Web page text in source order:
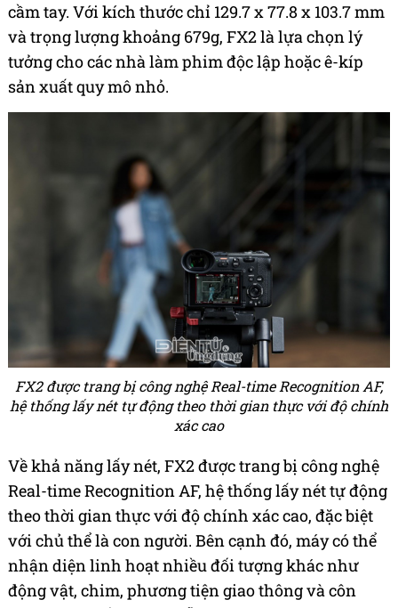
cầm tay. Với kích thước chỉ 129.7 x 77.8 x 103.7 mm
và trọng lượng khoảng 679g, FX2 là lựa chọn lý
tưởng cho các nhà làm phim độc lập hoặc ê-kíp
sản xuất quy mô nhỏ.
FX2 được trang bị công nghệ Real-time Recognition AF,
hệ thống lấy nét tự động theo thời gian thực với độ chính
xác cao
Về khả năng lấy nét, FX2 được trang bị công nghệ
Real-time Recognition AF, hệ thống lấy nét tự động
theo thời gian thực với độ chính xác cao, đặc biệt
với chủ thể là con người. Bên cạnh đó, máy có thể
nhận diện linh hoạt nhiều đối tượng khác như
động vật, chim, phương tiện giao thông và côn